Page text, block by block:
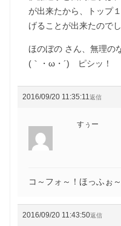
が出来たから、トップ
げることが出来たので
ほのぼの さん、無理の
(｀・ω・´)ゞピシッ！
2016/09/20 11:35:11返信
すぅー
コ～フォ～！ほっふぉ
2016/09/20 11:43:50返信